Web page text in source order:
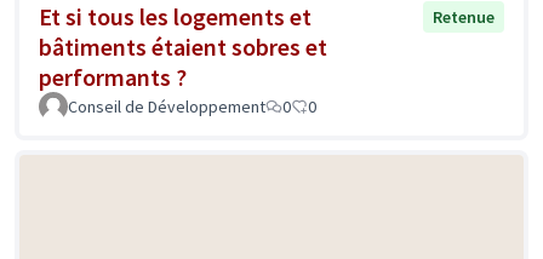
Et si tous les logements et
bâtiments étaient sobres et
performants ?
Retenue
Conseil de Développement 0 0